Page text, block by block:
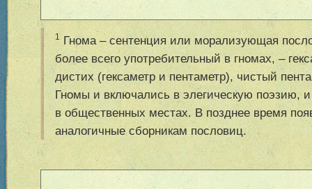
1Гнома – сентенция или морализующая
более всего употребительный в гномах, –
дистих (гексаметр и пентаметр), чистый
Гномы и включались в элегическую поэзию,
в общественных местах. В позднее время
аналогичные сборникам пословиц.